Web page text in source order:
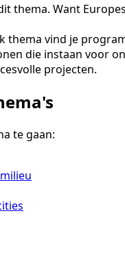
thema. Want
thema vind je
die instaan voor
projecten.
te gaan: